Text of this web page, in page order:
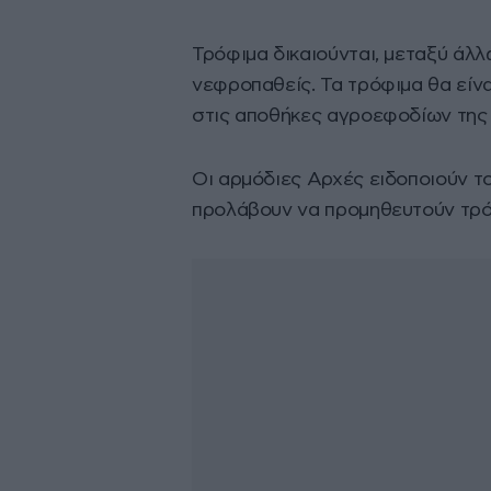
Τρόφιμα δικαιούνται, μεταξύ
νεφροπαθείς. Τα τρόφιμα θα
στις αποθήκες αγροεφοδίων
Οι αρμόδιες Αρχές ειδοποιούν
προλάβουν να προμηθευτούν